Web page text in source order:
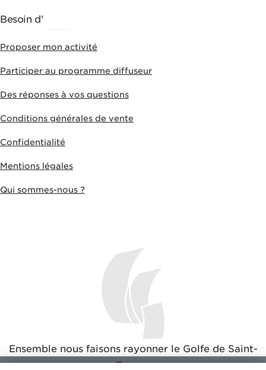
Besoin d'
Proposer mon activité
Participer au programme diffuseur
Des réponses à vos questions
Conditions générales de vente
Confidentialité
Mentions légales
Qui sommes-nous ?
Ensemble nous faisons rayonner le Golfe de Saint-
Tropez